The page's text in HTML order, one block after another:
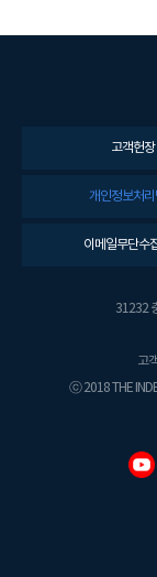
고객헌장
개인정보처
이메일무단수
31232
고
ⓒ 2018 THE